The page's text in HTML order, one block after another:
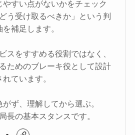
やすい点がないかをチェック
う受け取るべきか」という判
を補足します。
スをすすめる役割ではなく、
ためのブレーキ役として設計
れています。
ず、理解してから選ぶ。
長の基本スタンスです。